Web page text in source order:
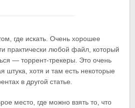
где искать. Очень хорошее
практически любой файл, который
— торрент-трекеры. Это очень
штука, хотя и там есть некоторые
в другой статье.
место, где можно взять то, что